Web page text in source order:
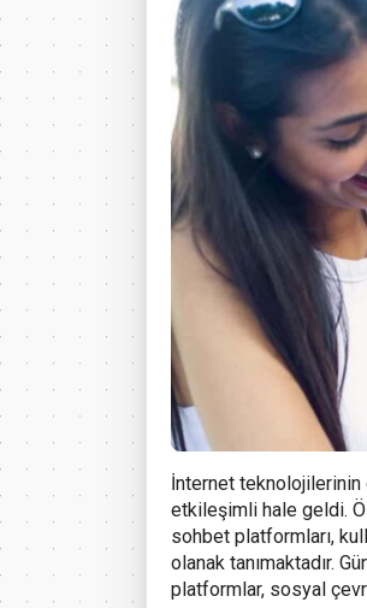
İnternet teknolojilerinin
etkileşimli hale geldi.
sohbet platformları,
olanak tanımaktadır.
platformlar, sosyal